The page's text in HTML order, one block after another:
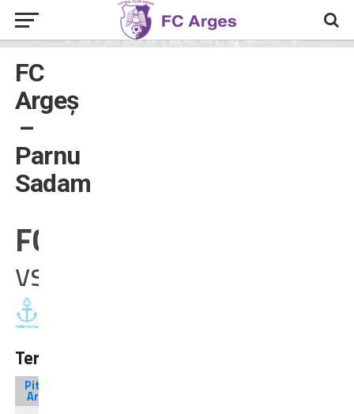
FC
Argeș
–
Parnu
Sadam
FC Argeș
vs
Teren
Pitești
Arena